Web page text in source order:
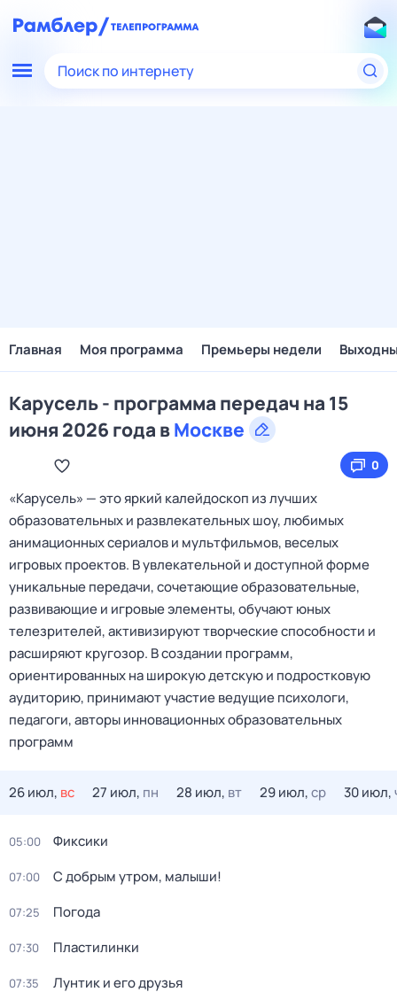
Поиск по интернету
Главная Моя программа Премьеры недели
Карусель - программа передач на 15
июня 2026 года вМоскве
0
«Карусель» — это яркий калейдоскоп из лучших
образовательных и развлекательных шоу, любимых
анимационных сериалов и мультфильмов, веселых
игровых проектов. В увлекательной и доступной форме
уникальные передачи, сочетающие образовательные,
развивающие и игровые элементы, обучают юных
телезрителей, активизируют творческие способности и
расширяют кругозор. В создании программ,
ориентированных на широкую детскую и подростковую
аудиторию, принимают участие ведущие психологи,
педагоги, авторы инновационных образовательных
программ
26 июл, вс 27 июл, пн 28 июл, вт 29 июл,ср 30 июл,
05:00 Фиксики
07:00 С добрым утром, малыши!
07:25 Погода
07:30 Пластилинки
07:35 Лунтик и его друзья